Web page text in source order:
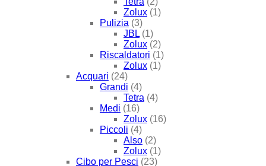
Zolux (1)
Pulizia (3)
JBL (1)
Zolux (2)
Riscaldatori (1)
Zolux (1)
Acquari (24)
Grandi (4)
Tetra (4)
Medi (16)
Zolux (16)
Piccoli (4)
Also (2)
Zolux (1)
Cibo per Pesci (23)